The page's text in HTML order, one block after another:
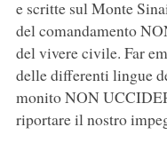
e scritte sul Monte
del comandamento
del vivere civile. Far
delle differenti lingue
monito NON
riportare il nostro